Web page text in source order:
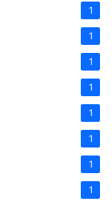
1
1
1
1
1
1
1
1